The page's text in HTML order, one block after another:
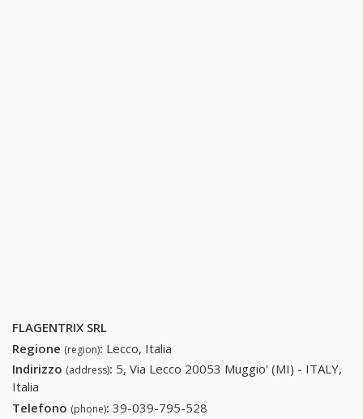
FLAGENTRIX SRL
Regione (region): Lecco, Italia
Indirizzo (address): 5, Via Lecco 20053 Muggio' (MI) - ITALY,
Italia
Telefono (phone): 39-039-795-528